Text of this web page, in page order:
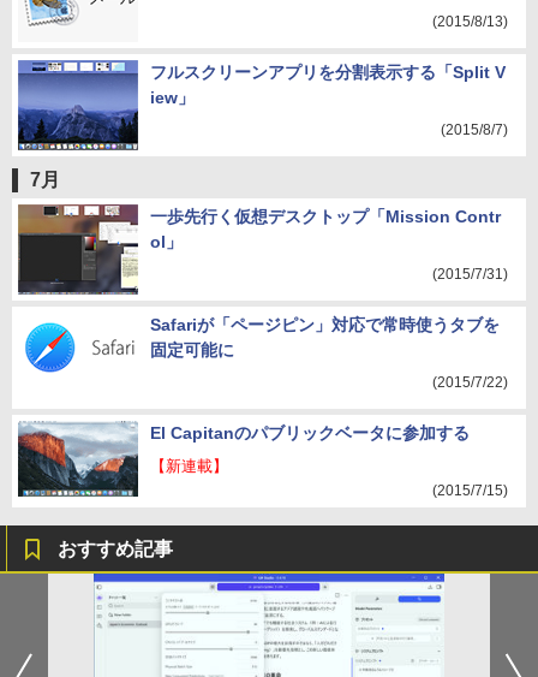
(2015/8/13)
フルスクリーンアプリを分割表示する「Split V
iew」
(2015/8/7)
7月
一歩先行く仮想デスクトップ「Mission Contr
ol」
(2015/7/31)
Safariが「ページピン」対応で常時使うタブを
固定可能に
(2015/7/22)
El Capitanのパブリックベータに参加する
【新連載】
(2015/7/15)
おすすめ記事